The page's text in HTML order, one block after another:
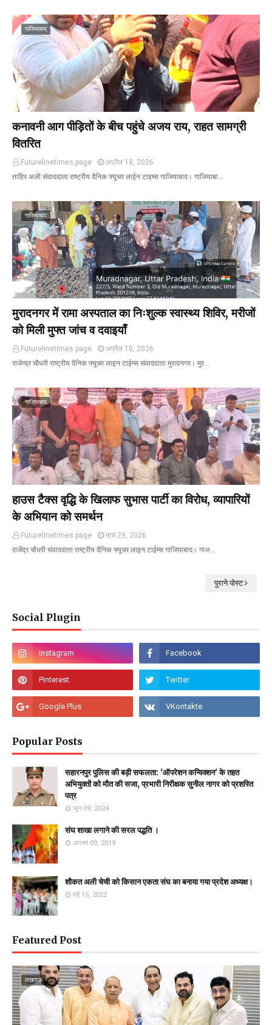
गाजियाबाद
कनावनी आग पीड़ितों के बीच पहुंचे अजय राय, राहत सामग्री
वितरित
Futurelinetimes.page
अप्रैल 18, 2026
ताहिर अली संवाददाता राष्ट्रीय दैनिक फ्यूचर लाईन टाइम्स गाजियाबाद। गाजियाबा…
गाजियाबाद
मुरादनगर में रामा अस्पताल का निःशुल्क स्वास्थ्य शिविर, मरीजों
को मिली मुफ्त जांच व दवाइयाँ
Futurelinetimes.page
अप्रैल 10, 2026
राजेन्द्र चौधरी राष्ट्रीय दैनिक फ्यूचर लाइन टाईम्स संवाददाता मुरादनगर। मुर…
गाजियाबाद
हाउस टैक्स वृद्धि के खिलाफ सुभास पार्टी का विरोध, व्यापारियों
के अभियान को समर्थन
Futurelinetimes.page
मार्च 29, 2026
राजेंद्र चौधरी संवाददाता राष्ट्रीय दैनिक फ्यूचर लाइन टाईम्स गाजियाबाद। गाज…
पुराने पोस्ट
Social Plugin
Popular Posts
सहारनपुर पुलिस की बड़ी सफलता: 'ऑपरेशन कन्विक्शन' के तहत
अभियुक्तों को मौत की सजा, प्रभारी निरीक्षक सुनील नागर को प्रशस्ति
पत्र
जून 09, 2024
संघ शाखा लगाने की सरल पद्धति ।
अगस्त 03, 2019
शौकत अली चेची को किसान एकता संघ का बनाया गया प्रदेश अध्यक्ष।
मई 15, 2022
Featured Post
लखनऊ